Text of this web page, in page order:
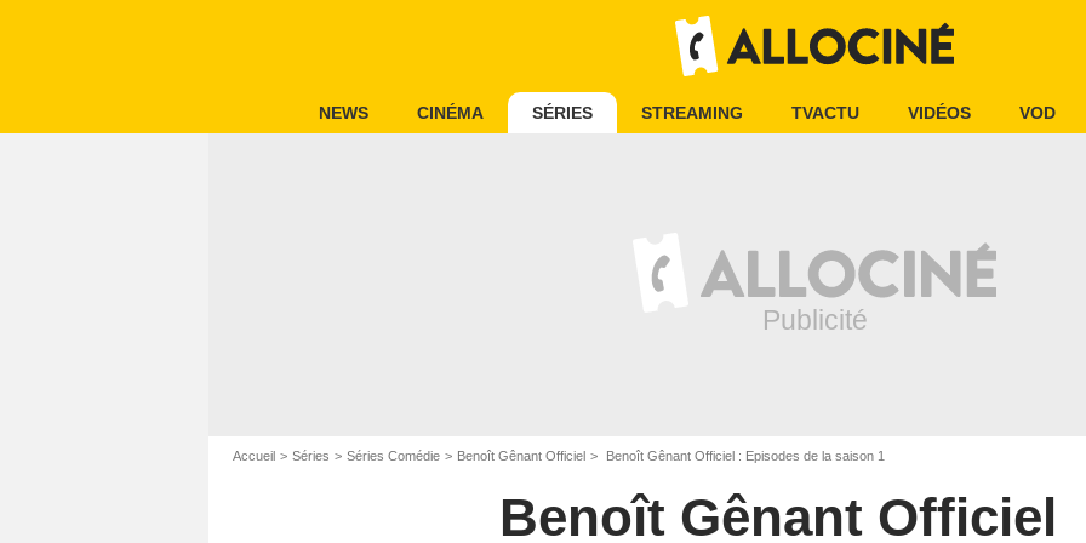
NEWS CINÉMA SÉRIES STREAMING TVACTU VIDÉOS VOD
Accueil Séries Séries Comédie Benoît Gênant Officiel Benoît Gênant Officiel : Episodes de la saison 1
Benoît Gênant Officiel